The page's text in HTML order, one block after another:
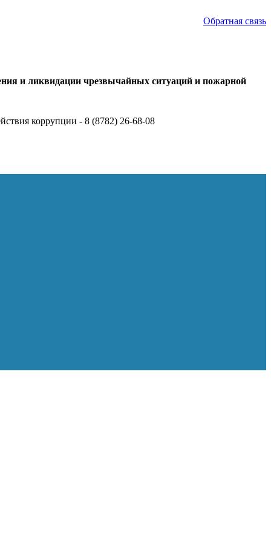
Обратная связь
и ликвидации чрезвычайных ситуаций и пожарной
коррупции - 8 (8782) 26-68-08